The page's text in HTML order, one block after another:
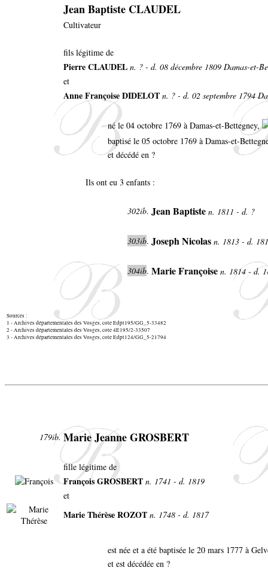
Jean Baptiste CLAUDEL
Cultivateur
fils légitime de
Pierre CLAUDEL n. ? - d. 08 décembre 1809 Damas-et-
et
Anne Françoise DIDELOT n. ? - d. 02 septembre 1794
né le 04 octobre 1769 à Damas-et-Bettegney,
baptisé le 05 octobre 1769 à Damas-et-
et décédé en ?
Ils ont eu 3 enfants :
302ib. Jean Baptiste n. 1811 - d. ?
303ib. Joseph Nicolas n. 1813 - d.
304ib. Marie Françoise n. 1814 - d.
Sources :
1 - Archives départementales des Vosges, cote Edpt195/GG_5-33482
2 - Archives départementales des Vosges, cote 4E195/2-33507
3 - Archives départementales des Vosges, cote Edpt124/GG_5-21794
179ib. Marie Jeanne GROSBERT
fille légitime de
François GROSBERT n. 1741 - d. 1819
et
Marie Thérèse ROZOT n. 1748 - d. 1817
est née et a été baptisée le 20 mars 1777 à
et est décédée en ?